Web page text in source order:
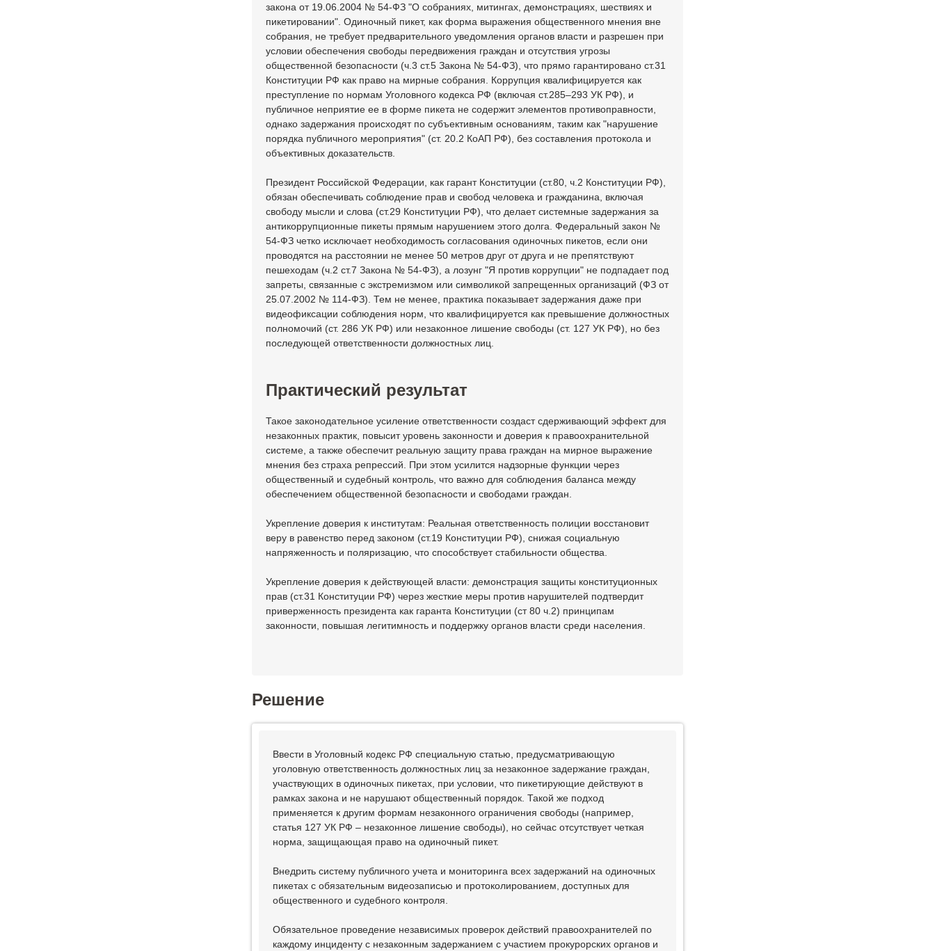
закона от 19.06.2004 № 54-ФЗ "О собраниях, митингах, демонстрациях, шествиях и
пикетировании". Одиночный пикет, как форма выражения общественного мнения вне
собрания, не требует предварительного уведомления органов власти и разрешен при
условии обеспечения свободы передвижения граждан и отсутствия угрозы
общественной безопасности (ч.3 ст.5 Закона № 54-ФЗ), что прямо гарантировано ст.31
Конституции РФ как право на мирные собрания. Коррупция квалифицируется как
преступление по нормам Уголовного кодекса РФ (включая ст.285–293 УК РФ), и
публичное неприятие ее в форме пикета не содержит элементов противоправности,
однако задержания происходят по субъективным основаниям, таким как "нарушение
порядка публичного мероприятия" (ст. 20.2 КоАП РФ), без составления протокола и
объективных доказательств.
Президент Российской Федерации, как гарант Конституции (ст.80, ч.2 Конституции РФ),
обязан обеспечивать соблюдение прав и свобод человека и гражданина, включая
свободу мысли и слова (ст.29 Конституции РФ), что делает системные задержания за
антикоррупционные пикеты прямым нарушением этого долга. Федеральный закон №
54-ФЗ четко исключает необходимость согласования одиночных пикетов, если они
проводятся на расстоянии не менее 50 метров друг от друга и не препятствуют
пешеходам (ч.2 ст.7 Закона № 54-ФЗ), а лозунг "Я против коррупции" не подпадает под
запреты, связанные с экстремизмом или символикой запрещенных организаций (ФЗ от
25.07.2002 № 114-ФЗ). Тем не менее, практика показывает задержания даже при
видеофиксации соблюдения норм, что квалифицируется как превышение должностных
полномочий (ст. 286 УК РФ) или незаконное лишение свободы (ст. 127 УК РФ), но без
последующей ответственности должностных лиц.
Практический результат
Такое законодательное усиление ответственности создаст сдерживающий эффект для
незаконных практик, повысит уровень законности и доверия к правоохранительной
системе, а также обеспечит реальную защиту права граждан на мирное выражение
мнения без страха репрессий. При этом усилится надзорные функции через
общественный и судебный контроль, что важно для соблюдения баланса между
обеспечением общественной безопасности и свободами граждан.
Укрепление доверия к институтам: Реальная ответственность полиции восстановит
веру в равенство перед законом (ст.19 Конституции РФ), снижая социальную
напряженность и поляризацию, что способствует стабильности общества.
Укрепление доверия к действующей власти: демонстрация защиты конституционных
прав (ст.31 Конституции РФ) через жесткие меры против нарушителей подтвердит
приверженность президента как гаранта Конституции (ст 80 ч.2) принципам
законности, повышая легитимность и поддержку органов власти среди населения.
Решение
Ввести в Уголовный кодекс РФ специальную статью, предусматривающую
уголовную ответственность должностных лиц за незаконное задержание граждан,
участвующих в одиночных пикетах, при условии, что пикетирующие действуют в
рамках закона и не нарушают общественный порядок. Такой же подход
применяется к другим формам незаконного ограничения свободы (например,
статья 127 УК РФ – незаконное лишение свободы), но сейчас отсутствует четкая
норма, защищающая право на одиночный пикет.
Внедрить систему публичного учета и мониторинга всех задержаний на одиночных
пикетах с обязательным видеозаписью и протоколированием, доступных для
общественного и судебного контроля.
Обязательное проведение независимых проверок действий правоохранителей по
каждому инциденту с незаконным задержанием с участием прокурорских органов и